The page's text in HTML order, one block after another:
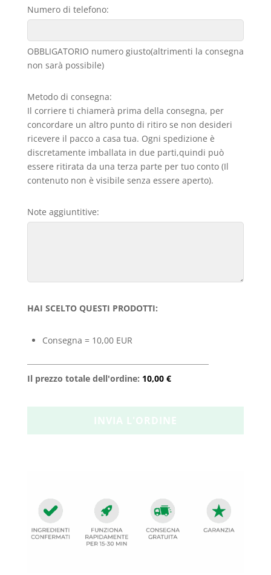
Numero di telefono:
OBBLIGATORIO numero giusto(altrimenti la consegna
non sarà possibile)
Metodo di consegna:
Il corriere ti chiamerà prima della consegna, per
concordare un altro punto di ritiro se non desideri
ricevere il pacco a casa tua. Ogni spedizione è
discretamente imballata in due parti,quindi può
essere ritirata da una terza parte per tuo conto (Il
contenuto non è visibile senza essere aperto).
Note aggiuntitive:
HAI SCELTO QUESTI PRODOTTI:
Consegna = 10,00 EUR
Il prezzo totale dell'ordine: 10,00 €